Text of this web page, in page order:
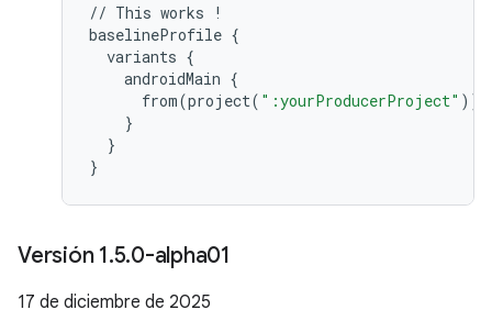
// This works
!
baselineProfile {
variants {
androidMain {
from(project( ":yourProducerProject" ))
}
}
}
Versión 1.5.0-alpha01
17 de diciembre de 2025